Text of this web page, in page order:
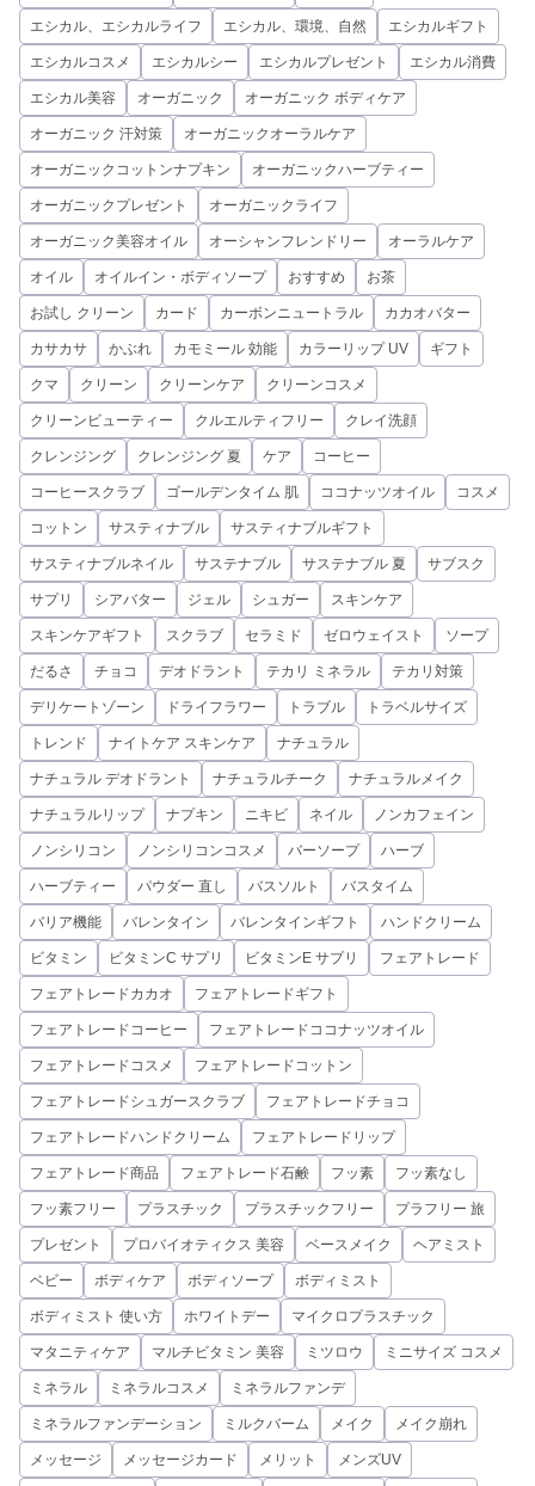
エシカル、エシカルライフ エシカル、環境、自然 エシカルギフト
エシカルコスメ エシカルシー エシカルプレゼント エシカル消費
エシカル美容 オーガニック オーガニック ボディケア
オーガニック 汗対策 オーガニックオーラルケア
オーガニックコットンナプキン オーガニックハーブティー
オーガニックプレゼント オーガニックライフ
オーガニック美容オイル オーシャンフレンドリー オーラルケア
オイル オイルイン・ボディソープ おすすめ お茶
お試し クリーン カード カーボンニュートラル カカオバター
カサカサ かぶれ カモミール 効能 カラーリップ UV ギフト
クマ クリーン クリーンケア クリーンコスメ
クリーンビューティー クルエルティフリー クレイ洗顔
クレンジング クレンジング 夏 ケア コーヒー
コーヒースクラブ ゴールデンタイム 肌 ココナッツオイル コスメ
コットン サスティナブル サスティナブルギフト
サスティナブルネイル サステナブル サステナブル 夏 サブスク
サプリ シアバター ジェル シュガー スキンケア
スキンケアギフト スクラブ セラミド ゼロウェイスト ソープ
だるさ チョコ デオドラント テカリ ミネラル テカリ対策
デリケートゾーン ドライフラワー トラブル トラベルサイズ
トレンド ナイトケア スキンケア ナチュラル
ナチュラル デオドラント ナチュラルチーク ナチュラルメイク
ナチュラルリップ ナプキン ニキビ ネイル ノンカフェイン
ノンシリコン ノンシリコンコスメ バーソープ ハーブ
ハーブティー パウダー 直し バスソルト バスタイム
バリア機能 バレンタイン バレンタインギフト ハンドクリーム
ビタミン ビタミンC サプリ ビタミンE サプリ フェアトレード
フェアトレードカカオ フェアトレードギフト
フェアトレードコーヒー フェアトレードココナッツオイル
フェアトレードコスメ フェアトレードコットン
フェアトレードシュガースクラブ フェアトレードチョコ
フェアトレードハンドクリーム フェアトレードリップ
フェアトレード商品 フェアトレード石鹸 フッ素 フッ素なし
フッ素フリー プラスチック プラスチックフリー プラフリー 旅
プレゼント プロバイオティクス 美容 ベースメイク ヘアミスト
ベビー ボディケア ボディソープ ボディミスト
ボディミスト 使い方 ホワイトデー マイクロプラスチック
マタニティケア マルチビタミン 美容 ミツロウ ミニサイズ コスメ
ミネラル ミネラルコスメ ミネラルファンデ
ミネラルファンデーション ミルクバーム メイク メイク崩れ
メッセージ メッセージカード メリット メンズUV